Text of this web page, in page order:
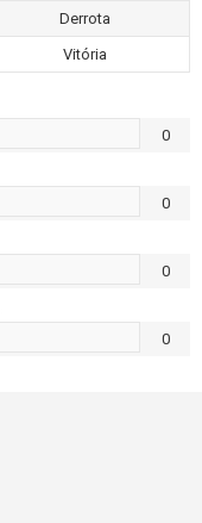
Derrota
Vitória
0
0
0
0